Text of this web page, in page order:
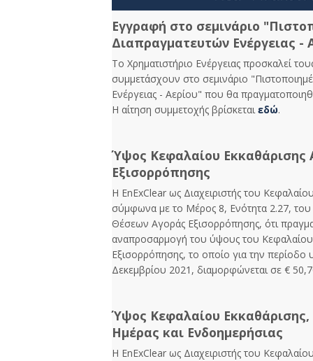
Εγγραφή στο σεμινάριο
Διαπραγματευτών Ενέργειας -
Το Χρηματιστήριο Ενέργειας προσκαλεί
συμμετάσχουν στο σεμινάριο
Ενέργειας - Αερίου" που θα
Η αίτηση συμμετοχής βρίσκεταιεδώ.
Ύψος Κεφαλαίου Εκκαθάρισης
Εξισορρόπησης
Η EnExClear ως Διαχειριστής του
σύμφωνα με το Μέρος 8, Ενότητα 2.27, του
Θέσεων Αγοράς Εξισορρόπησης, ότι
αναπροσαρμογή του ύψους του
Εξισορρόπησης, το οποίο για την
Δεκεμβρίου 2021, διαμορφώνεται σε €
Ύψος Κεφαλαίου
Ημέρας και Ενδοημερήσιας
Η EnExClear ως Διαχειριστής του